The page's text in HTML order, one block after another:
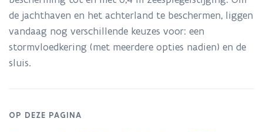
de jachthaven en het achterland te beschermen, liggen
vandaag nog verschillende keuzes voor: een
stormvloedkering (met meerdere opties nadien) en de
sluis.
OP DEZE PAGINA